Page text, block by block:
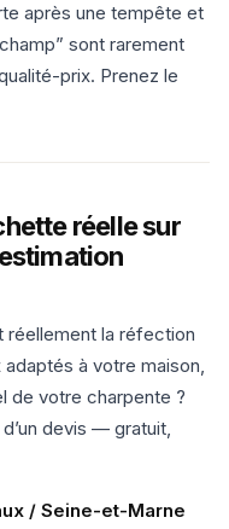
après une tempête et
sont rarement
prix. Prenez le
réelle sur
réellement la réfection
à votre maison,
de votre charpente ?
devis — gratuit,
/ Seine-et-Marne